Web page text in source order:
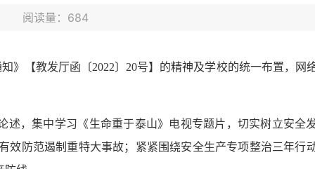
阅读量： 684
》【教发厅函〔2022〕20号】的精神及学校的统一布置，网
，集中学习《生命重于泰山》电视专题片，切实树立安全
效防范遏制重特大事故；紧紧围绕安全生产专项整治三年行